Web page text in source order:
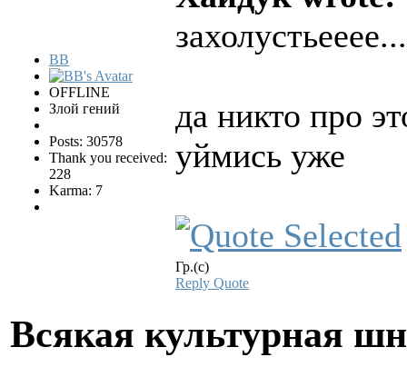
BB
OFFLINE
Злой гений
Posts: 30578
Thank you received:
228
Karma: 7
да никто про
уймись уже
Гр.(с)
Reply Quote
Всякая культурная